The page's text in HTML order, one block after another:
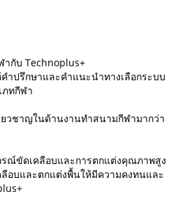
กับ Technoplus+
ำปรึกษาและคำแนะนำทางเลือกระบบ
ภทกีฬา
วชาญในด้านงานทำสนามกีฬามากว่า
ณ์ขัดเคลือบและการตกแต่งคุณภาพสูง
อบและตกแต่งพื้นให้มีความคงทนและ